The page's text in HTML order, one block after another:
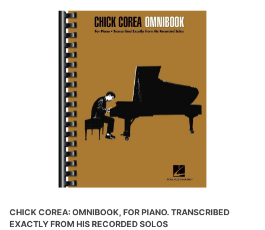
CHICK COREA: OMNIBOOK, FOR PIANO. TRANSCRIBED
EXACTLY FROM HIS RECORDED SOLOS